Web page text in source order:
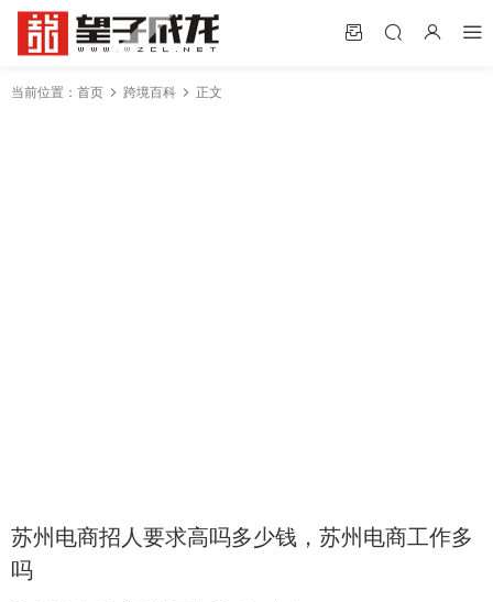
当前位置： 首页 跨境百科 正文
苏州电商招人要求高吗多少钱，苏州电商工作多
吗